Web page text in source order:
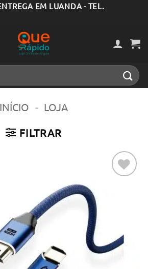
EM LUANDA - TEL.
INÍCIO - LOJA
FILTRAR
aos meus